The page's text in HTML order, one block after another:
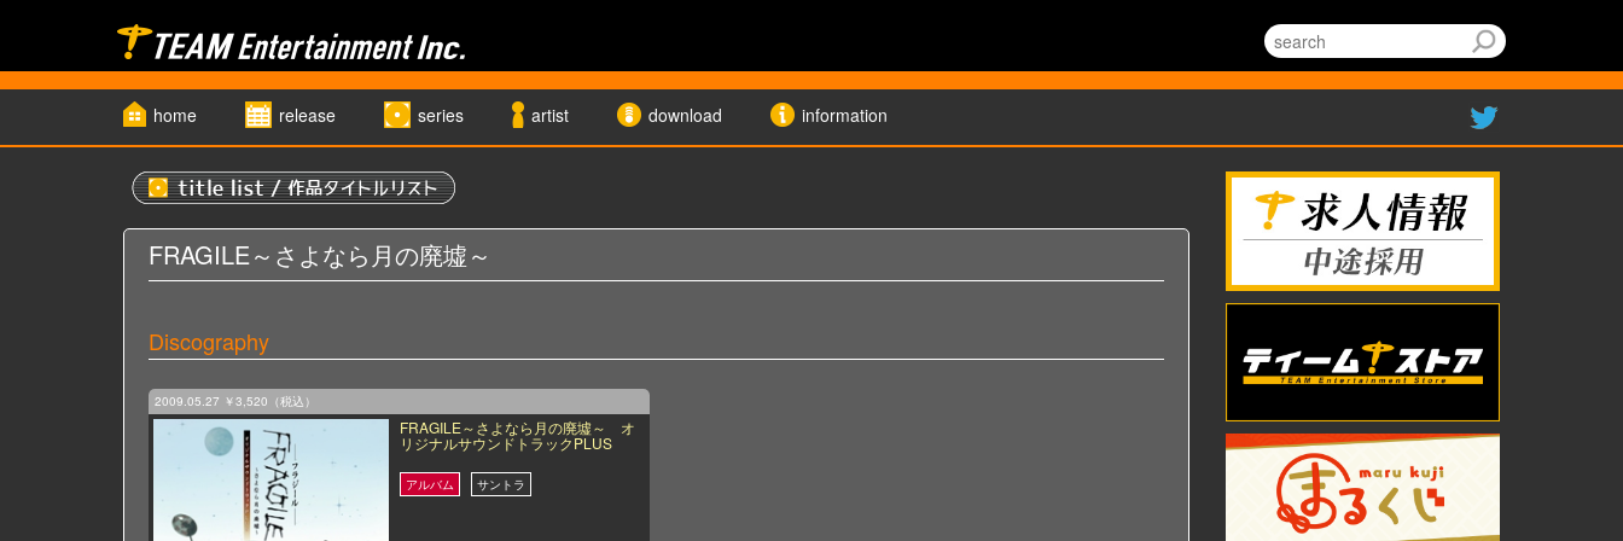
home release series artist download information
FRAGILE～さよなら月の廃墟～
Discography
2009.05.27 ￥3,520（税込）
FRAGILE～さよなら月の廃墟～ オ
リジナルサウンドトラックPLUS